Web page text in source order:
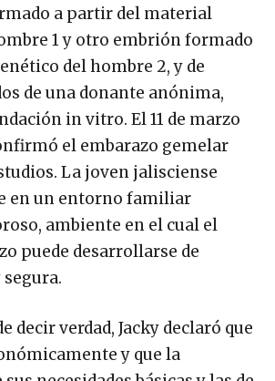
a partir del material
1 y otro embrión formado
del hombre 2, y de
de una donante anónima,
in vitro. El 11 de marzo
el embarazo gemelar
La joven jalisciense
en un entorno familiar
ambiente en el cual el
puede desarrollarse de
decir verdad, Jacky declaró que
y que la